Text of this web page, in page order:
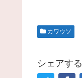
カワウソ
シェアする